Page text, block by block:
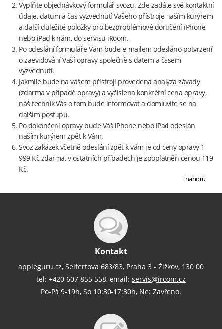
Vyplňte objednávkový formulář svozu. Zde zadáte své kontaktní
údaje, datum a čas vyzvednutí Vašeho přístroje naším kurýrem
a další důležité položky pro bezproblémové doručení iPhone
nebo iPad k nám, do servisu iRoom.
Po odeslání formuláře Vám bude e-mailem odesláno potvrzení
o zaevidování Vaší opravy společně s datem a časem
vyzvednutí.
Jakmile bude na vašem přístroji provedena analýza závady
(zdarma v případě opravy) a vyčíslena konkrétní cena opravy,
náš technik Vás o tom bude informovat a domluvíte se na
dalším postupu.
Po dokončení opravy bude Váš iPhone nebo iPad odeslán
naším kurýrem zpět k Vám.
Svoz zakázek včetně odeslání zpět k vám je od ceny opravy 1
999 Kč zdarma, v ostatních případech je zpoplatněn cenou 119
Kč.
nahoru
Kontakt
appleguru.cz, Seifertova 683/83, Praha 3 - Žižkov, 130 00
tel: +420 607 855 558, email: servis@iroom.cz
Po-Pá 9-19h, So 10:30-17:30h, Ne: Zavřeno.